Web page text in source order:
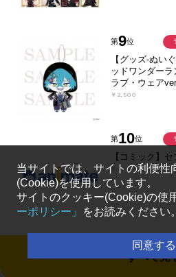
第9位
【グッズ-ぬい
ッドワンダー
ラブ・ウェア
￥2,500
第10位
【コミック】
￥924
すべて見
当サイトでは、サイトの利便性
(Cookie)を使用しています。
サイトのクッキー(Cookie)の使
ーポリシー」
をお読みください。
同意する